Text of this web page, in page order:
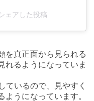
ェアした投稿
を真正面から見られる
れるようになっていま
ているので、見やすく
ようになっています。